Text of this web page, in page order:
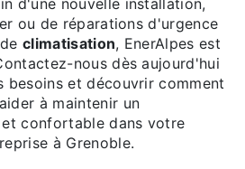
d'une nouvelle installation,
ou de réparations d'urgence
declimatisation, EnerAlpes est
nous dès aujourd'hui
besoins et découvrir comment
à maintenir un
confortable dans votre
à Grenoble.